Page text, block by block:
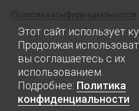
Политика конфиденциальности
Этот сайт использует
Продолжая
вы соглашаетесь с их
использованием.
Подробнее: Политика
конфиденциальности